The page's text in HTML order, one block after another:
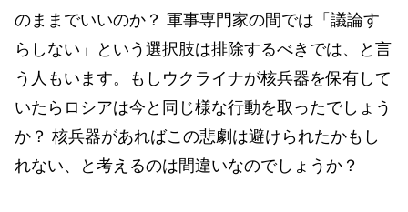
のままでいいのか？ 軍事専門家の間では「議論す
らしない」という選択肢は排除するべきでは、と言
う人もいます。もしウクライナが核兵器を保有して
いたらロシアは今と同じ様な行動を取ったでしょう
か？ 核兵器があればこの悲劇は避けられたかもし
れない、と考えるのは間違いなのでしょうか？